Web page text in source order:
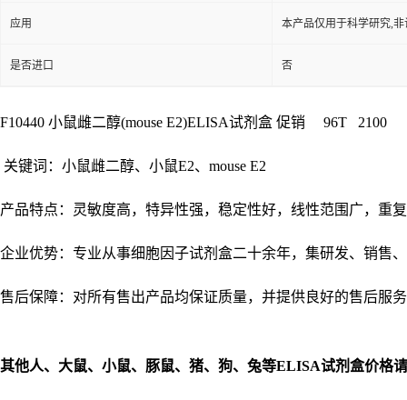
应用 本产品仅用于科学研究,
是否进口 否
F10440 小鼠雌二醇(mouse E2)ELISA试剂盒 促销 96T 2100
关键词：小鼠雌二醇、小鼠E2、mouse E2
产品特点：灵敏度高，特异性强，稳定性好，线性范围广，重
企业优势：专业从事细胞因子试剂盒二十余年，集研发、销售
售后保障：对所有售出产品均保证质量，并提供良好的售后服
其他人、大鼠、小鼠、豚鼠、猪、狗、兔等ELISA试剂盒价格